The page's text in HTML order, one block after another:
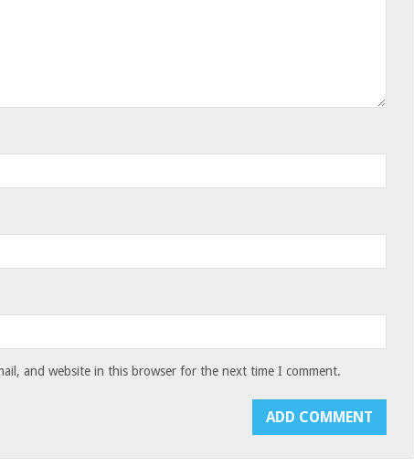
and website in this browser for the next time I comment.